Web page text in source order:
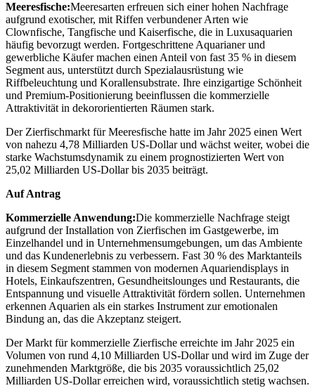
Meeresfische:Meeresarten erfreuen sich einer hohen Nachfrage
aufgrund exotischer, mit Riffen verbundener Arten wie
Clownfische, Tangfische und Kaiserfische, die in Luxusaquarien
häufig bevorzugt werden. Fortgeschrittene Aquarianer und
gewerbliche Käufer machen einen Anteil von fast 35 % in diesem
Segment aus, unterstützt durch Spezialausrüstung wie
Riffbeleuchtung und Korallensubstrate. Ihre einzigartige Schönheit
und Premium-Positionierung beeinflussen die kommerzielle
Attraktivität in dekororientierten Räumen stark.
Der Zierfischmarkt für Meeresfische hatte im Jahr 2025 einen Wert
von nahezu 4,78 Milliarden US-Dollar und wächst weiter, wobei die
starke Wachstumsdynamik zu einem prognostizierten Wert von
25,02 Milliarden US-Dollar bis 2035 beiträgt.
Auf Antrag
Kommerzielle Anwendung:Die kommerzielle Nachfrage steigt
aufgrund der Installation von Zierfischen im Gastgewerbe, im
Einzelhandel und in Unternehmensumgebungen, um das Ambiente
und das Kundenerlebnis zu verbessern. Fast 30 % des Marktanteils
in diesem Segment stammen von modernen Aquariendisplays in
Hotels, Einkaufszentren, Gesundheitslounges und Restaurants, die
Entspannung und visuelle Attraktivität fördern sollen. Unternehmen
erkennen Aquarien als ein starkes Instrument zur emotionalen
Bindung an, das die Akzeptanz steigert.
Der Markt für kommerzielle Zierfische erreichte im Jahr 2025 ein
Volumen von rund 4,10 Milliarden US-Dollar und wird im Zuge der
zunehmenden Marktgröße, die bis 2035 voraussichtlich 25,02
Milliarden US-Dollar erreichen wird, voraussichtlich stetig wachsen.